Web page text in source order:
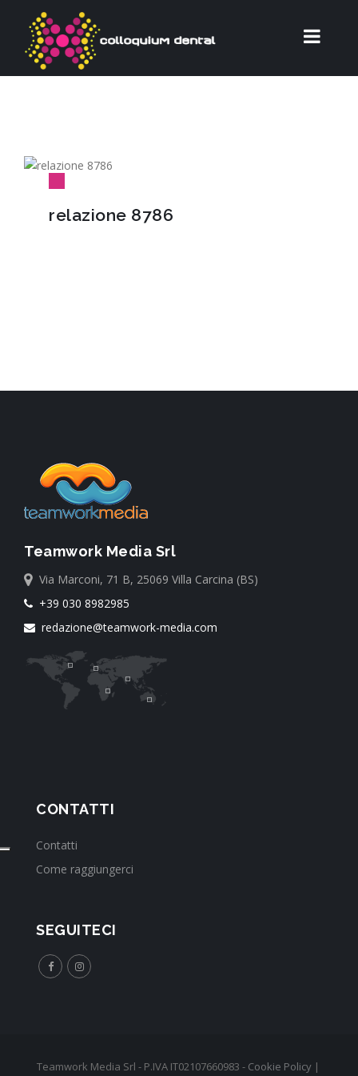
relazione 8786
Teamwork Media Srl
Via Marconi, 71 B, 25069 Villa Carcina (BS)
+39 030 8982985
redazione@teamwork-media.com
CONTATTI
Contatti
Come raggiungerci
SEGUITECI
Teamwork Media Srl - P.IVA IT02107660983 - Cookie Policy|